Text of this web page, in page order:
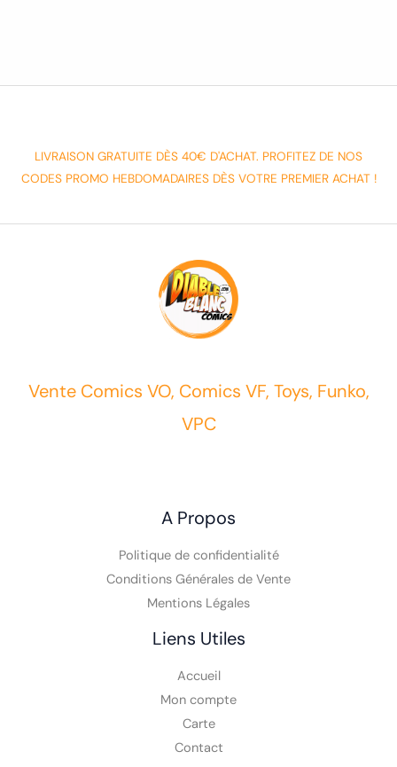
LIVRAISON GRATUITE DÈS 40€ D'ACHAT. PROFITEZ DE NOS
CODES PROMO HEBDOMADAIRES DÈS VOTRE PREMIER ACHAT !
Vente Comics VO, Comics VF, Toys, Funko,
VPC
A Propos
Politique de confidentialité
Conditions Générales de Vente
Mentions Légales
Liens Utiles
Accueil
Mon compte
Carte
Contact